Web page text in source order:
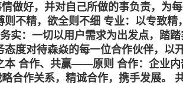
做好，并对自己所做的事负责，为
不精，欲全则不细 专业：以专致精
：一切以用户需求为出发点，踏踏
度对待森焱的每一位合作伙伴，以
本 合作、共赢——原则 合作：企业内
合作关系，精诚合作，携手发展。